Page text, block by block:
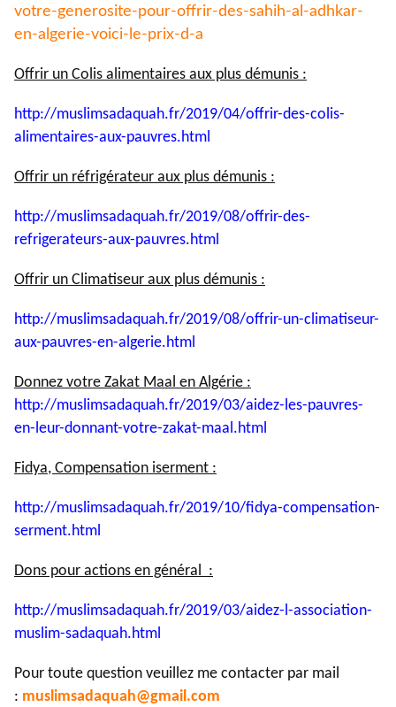
votre-generosite-pour-offrir-des-sahih-al-adhkar-
en-algerie-voici-le-prix-d-a
Offrir un Colis alimentaires aux plus démunis :
http://muslimsadaquah.fr/2019/04/offrir-des-colis-
alimentaires-aux-pauvres.html
Offrir un réfrigérateur aux plus démunis :
http://muslimsadaquah.fr/2019/08/offrir-des-
refrigerateurs-aux-pauvres.html
Offrir un Climatiseur aux plus démunis :
http://muslimsadaquah.fr/2019/08/offrir-un-climatiseur-
aux-pauvres-en-algerie.html
Donnez votre Zakat Maal en Algérie :
http://muslimsadaquah.fr/2019/03/aidez-les-pauvres-
en-leur-donnant-votre-zakat-maal.html
Fidya, Compensation iserment :
http://muslimsadaquah.fr/2019/10/fidya-compensation-
serment.html
Dons pour actions en général :
http://muslimsadaquah.fr/2019/03/aidez-l-association-
muslim-sadaquah.html
Pour toute question veuillez me contacter par mail
: muslimsadaquah@gmail.com